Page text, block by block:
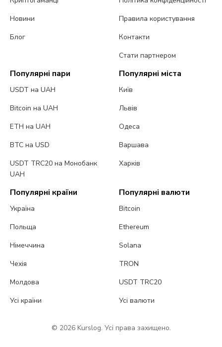
Новини
Блог
Правила користування
Контакти
Стати партнером
Популярні пари
USDT на UAH
Bitcoin на UAH
ETH на UAH
BTC на USD
USDT TRC20 на Монобанк
UAH
Популярні міста
Київ
Львів
Одеса
Варшава
Харків
Популярні країни
Україна
Польща
Німеччина
Чехія
Молдова
Усі країни
Популярні валюти
Bitcoin
Ethereum
Solana
TRON
USDT TRC20
Усі валюти
© 2026 Kurslog. Усі права захищено.